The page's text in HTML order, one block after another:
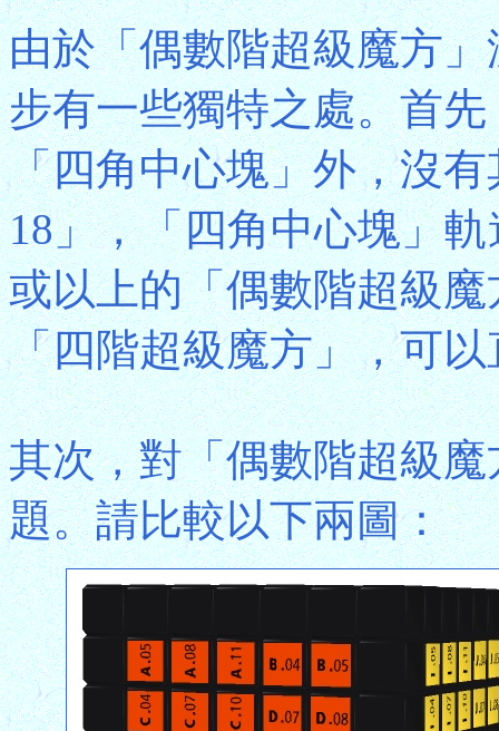
由於「偶數階超級魔方
步有一些獨特之處。首
「四角中心塊」外，沒
18」，「四角中心塊」
或以上的「偶數階超級
「四階超級魔方」，可
其次，對「偶數階超級
題。請比較以下兩圖：